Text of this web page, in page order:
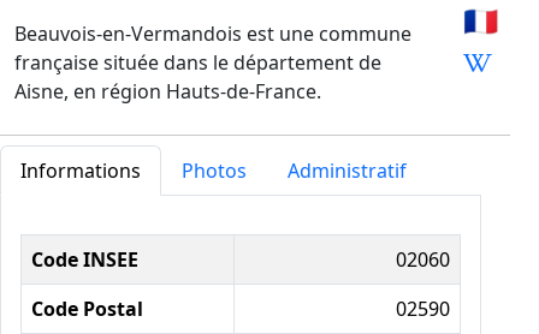
Beauvois-en-Vermandois est une commune
française située dans le département de
Aisne, en région Hauts-de-France.
🇫🇷
Informations Photos Administratif
Informations administratives
Code INSEE
02060
Code Postal
02590